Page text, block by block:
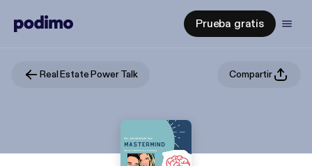
Prueba gratis
Real Estate Power Talk Compartir